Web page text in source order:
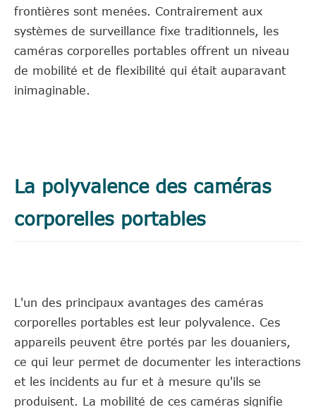
frontières sont menées. Contrairement aux
systèmes de surveillance fixe traditionnels, les
caméras corporelles portables offrent un niveau
de mobilité et de flexibilité qui était auparavant
inimaginable.
La polyvalence des caméras
corporelles portables
L'un des principaux avantages des caméras
corporelles portables est leur polyvalence. Ces
appareils peuvent être portés par les douaniers,
ce qui leur permet de documenter les interactions
et les incidents au fur et à mesure qu'ils se
produisent. La mobilité de ces caméras signifie